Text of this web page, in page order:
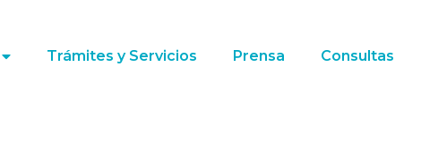
Trámites y Servicios Prensa Consultas